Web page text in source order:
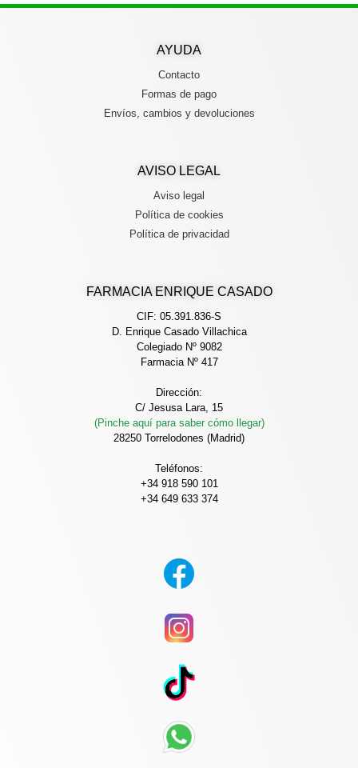
FARMACIA ENRIQUE CASADO
CIF: 05.391.836-S
D. Enrique Casado Villachica
Colegiado Nº 9082
Farmacia Nº 417
Dirección:
C/ Jesusa Lara, 15
(Pinche aquí para saber cómo llegar)
28250 Torrelodones (Madrid)
Teléfonos:
+34 918 590 101
+34 649 633 374
AVISO LEGAL
Aviso legal
Política de cookies
Política de privacidad
AYUDA
Contacto
Formas de pago
Envíos, cambios y devoluciones